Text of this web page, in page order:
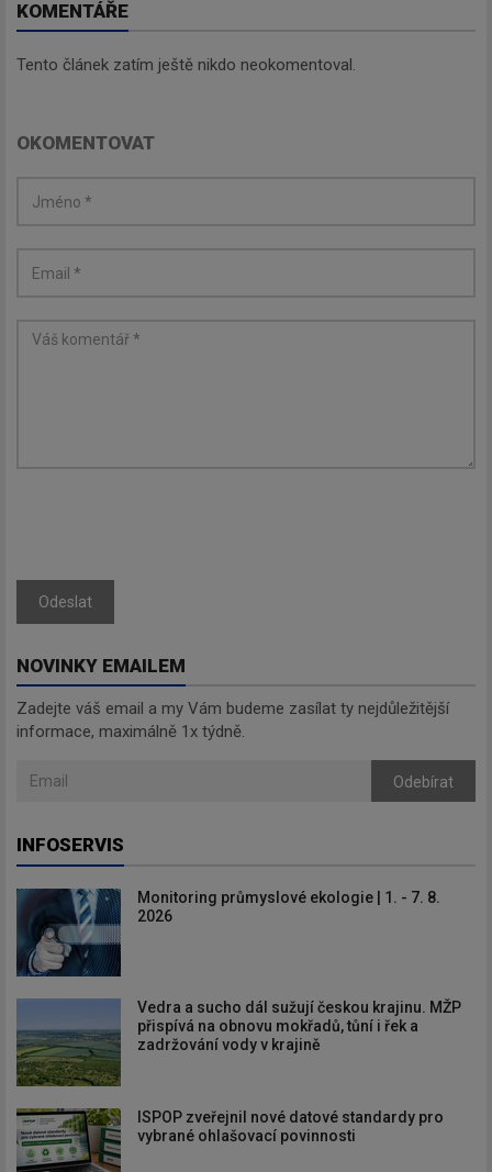
KOMENTÁŘE
Tento článek zatím ještě nikdo neokomentoval.
OKOMENTOVAT
Odeslat
NOVINKY EMAILEM
Zadejte váš email a my Vám budeme zasílat ty nejdůležitější
informace, maximálně 1x týdně.
Odebírat
INFOSERVIS
Monitoring průmyslové ekologie | 1. - 7. 8.
2026
Vedra a sucho dál sužují českou krajinu. MŽP
přispívá na obnovu mokřadů, tůní i řek a
zadržování vody v krajině
ISPOP zveřejnil nové datové standardy pro
vybrané ohlašovací povinnosti